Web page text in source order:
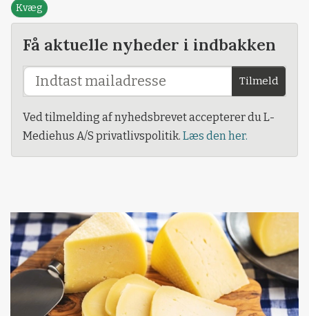
Kvæg
Få aktuelle nyheder i indbakken
Tilmeld
Ved tilmelding af nyhedsbrevet accepterer du L-
Mediehus A/S privatlivspolitik. Læs den her.